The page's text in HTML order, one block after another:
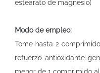
estearato de magnesio)
Modo de empleo:
Tome hasta 2
refuerzo antioxidante